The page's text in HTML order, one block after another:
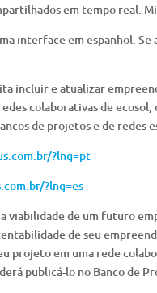
em tempo real.
interface em espanhol.
incluir e atualizar
colaborativas de
de projetos e de redes
?lng=pt
?lng=es
viabilidade de um futuro
de seu
projeto em uma rede
publicá-lo no Banco de